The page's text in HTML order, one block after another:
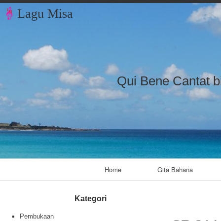
Lagu Misa
Qui Bene Cantat
Home Gita Bahana
Kategori
Pembukaan